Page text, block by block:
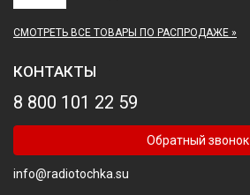
СМОТРЕТЬ ВСЕ ТОВАРЫ ПО РАСПРОДАЖЕ »
КОНТАКТЫ
8 800 101 22 59
Обратный звонок
info@radiotochka.su